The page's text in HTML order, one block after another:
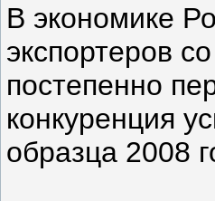
В экономике
экспортеров
постепенно
конкуренция
образца 2008